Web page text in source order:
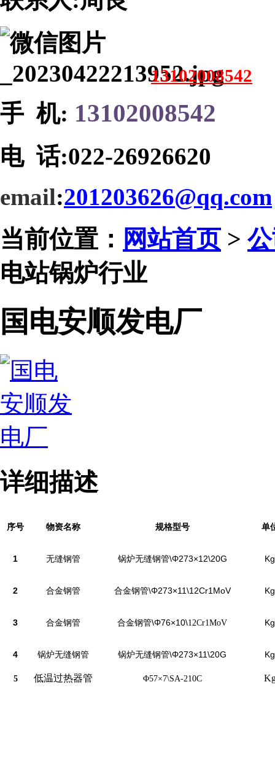
13102008542
手 机: 13102008542
电 话:022-26926620
email:201203626@qq.com
当前位置： 网站首页>
电站锅炉行业
国电安顺发电厂
详细描述
序号 物资名称 规格型号 单
1 无缝钢管 锅炉无缝钢管\Φ273×12\20G Kg
2 合金钢管 合金钢管\Φ273×11\12Cr1MoV Kg
3 合金钢管 合金钢管\Φ76×10\12Cr1MoV Kg
4 锅炉无缝钢管 锅炉无缝钢管\Φ273×11\20G Kg
5 低温过热器管 Φ57×7\SA-210C